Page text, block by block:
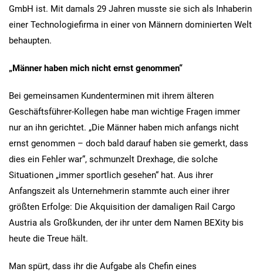
GmbH ist. Mit damals 29 Jahren musste sie sich als Inhaberin
einer Technologiefirma in einer von Männern dominierten Welt
behaupten.
„Männer haben mich nicht ernst genommen“
Bei gemeinsamen Kundenterminen mit ihrem älteren
Geschäftsführer-Kollegen habe man wichtige Fragen immer
nur an ihn gerichtet. „Die Männer haben mich anfangs nicht
ernst genommen – doch bald darauf haben sie gemerkt, dass
dies ein Fehler war“, schmunzelt Drexhage, die solche
Situationen „immer sportlich gesehen“ hat. Aus ihrer
Anfangszeit als Unternehmerin stammte auch einer ihrer
größten Erfolge: Die Akquisition der damaligen Rail Cargo
Austria als Großkunden, der ihr unter dem Namen BEXity bis
heute die Treue hält.
Man spürt, dass ihr die Aufgabe als Chefin eines